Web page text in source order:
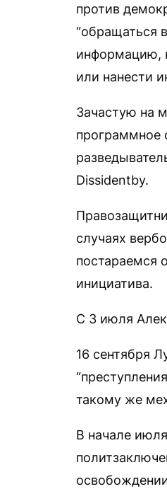
против
“обращаться
информацию,
или нанести
Зачастую на
программное
Dissidentby.
случаях
постараемся
инициатива.
С 3 июля
16 сентября
такому же
В начале